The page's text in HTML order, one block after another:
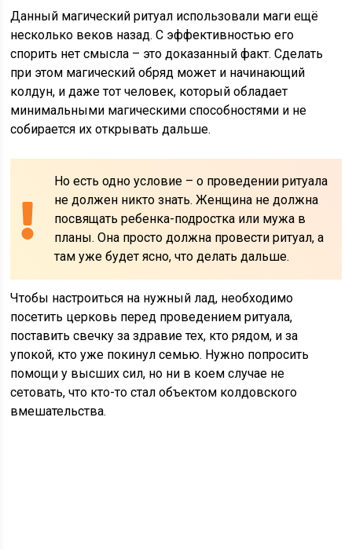
Данный магический ритуал использовали маги ещё
несколько веков назад. С эффективностью его
спорить нет смысла – это доказанный факт. Сделать
при этом магический обряд может и начинающий
колдун, и даже тот человек, который обладает
минимальными магическими способностями и не
собирается их открывать дальше.
Но есть одно условие – о проведении ритуала
не должен никто знать. Женщина не должна
посвящать ребенка-подростка или мужа в
планы. Она просто должна провести ритуал, а
там уже будет ясно, что делать дальше.
Чтобы настроиться на нужный лад, необходимо
посетить церковь перед проведением ритуала,
поставить свечку за здравие тех, кто рядом, и за
упокой, кто уже покинул семью. Нужно попросить
помощи у высших сил, но ни в коем случае не
сетовать, что кто-то стал объектом колдовского
вмешательства.